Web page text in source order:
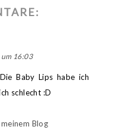
16:03
Baby Lips habe ich
schlecht :D
Blog